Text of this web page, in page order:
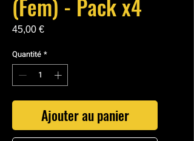
(Fem) - Pack x4
45,00 €Prix
Quantité *
Ajouter au panier